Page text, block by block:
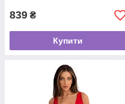
839 ₴
Купити